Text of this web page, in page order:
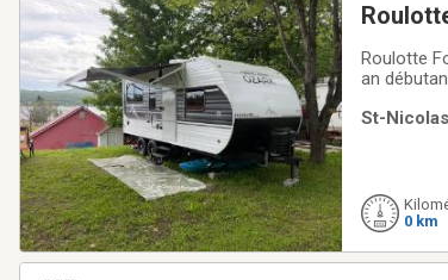
Roulotte
an
lac St-
St-
0 km